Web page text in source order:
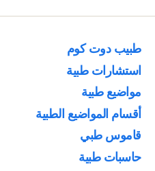
طبيب دوت كوم
استشارات طبية
مواضيع طبية
أقسام المواضيع الطبية
قاموس طبي
حاسبات طبية